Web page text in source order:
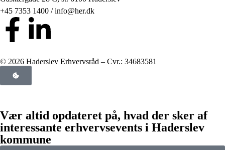
+45 7353 1400 / info@her.dk
© 2026 Haderslev Erhvervsråd – Cvr.: 34683581
Vær altid opdateret på, hvad der sker af
interessante erhvervsevents i Haderslev
kommune